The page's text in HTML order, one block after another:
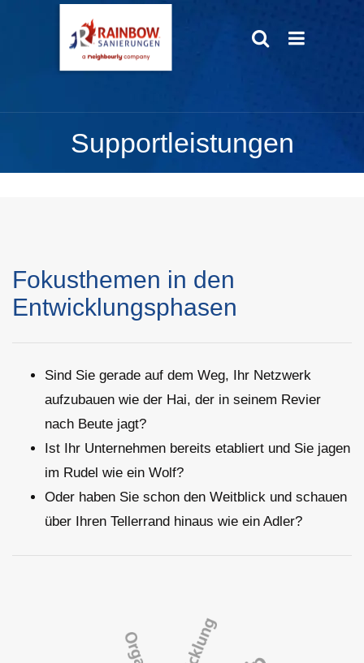
Supportleistungen
Fokusthemen in den
Entwicklungsphasen
Sind Sie gerade auf dem Weg, Ihr Netzwerk
aufzubauen wie der Hai, der in seinem Revier
nach Beute jagt?
Ist Ihr Unternehmen bereits etabliert und Sie jagen
im Rudel wie ein Wolf?
Oder haben Sie schon den Weitblick und schauen
über Ihren Tellerrand hinaus wie ein Adler?